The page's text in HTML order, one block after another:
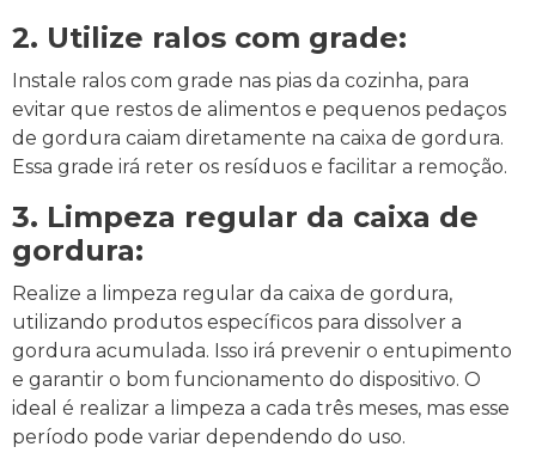
2. Utilize ralos com grade:
Instale ralos com grade nas pias da cozinha, para
evitar que restos de alimentos e pequenos pedaços
de gordura caiam diretamente na caixa de gordura.
Essa grade irá reter os resíduos e facilitar a remoção.
3. Limpeza regular da caixa de
gordura:
Realize a limpeza regular da caixa de gordura,
utilizando produtos específicos para dissolver a
gordura acumulada. Isso irá prevenir o entupimento
e garantir o bom funcionamento do dispositivo. O
ideal é realizar a limpeza a cada três meses, mas esse
período pode variar dependendo do uso.